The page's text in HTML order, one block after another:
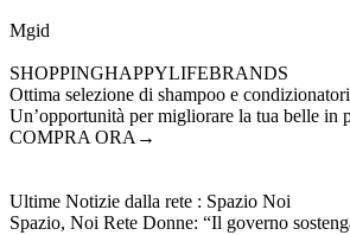
Mgid
SHOPPINGHAPPYLIFEBRANDS
Ottima selezione di shampoo e condizionatori
Un’opportunità per migliorare la tua belle in
COMPRA ORA→
Ultime Notizie dalla rete : Spazio Noi
Spazio, Noi Rete Donne: “Il governo